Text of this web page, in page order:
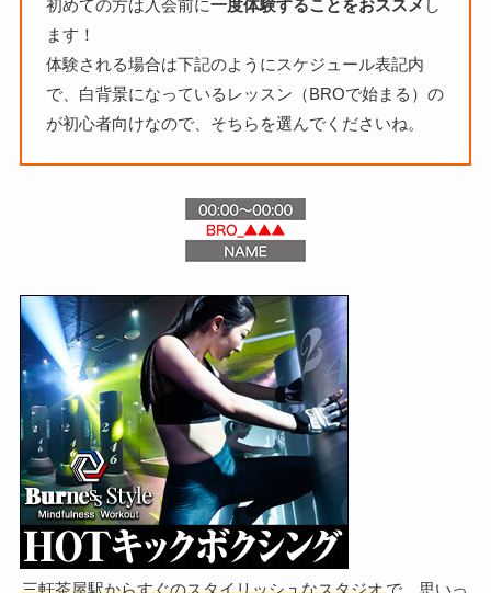
初めての方は入会前に一度体験することをおススメ し
ます！
体験される場合は下記のようにスケジュール表記内
で、白背景になっているレッスン（BROで始まる）の
が初心者向けなので、そちらを選んでくださいね。
三軒茶屋駅からすぐのスタイリッシュなスタジオで、思いっ